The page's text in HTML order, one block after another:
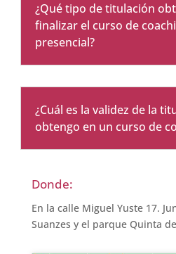
¿Qué tipo de titulación
finalizar el curso de
presencial?
¿Cuál es la validez de la
obtengo en un curso de
Donde:
En la calle Miguel Yuste 17.
Suanzes y el parque Quinta